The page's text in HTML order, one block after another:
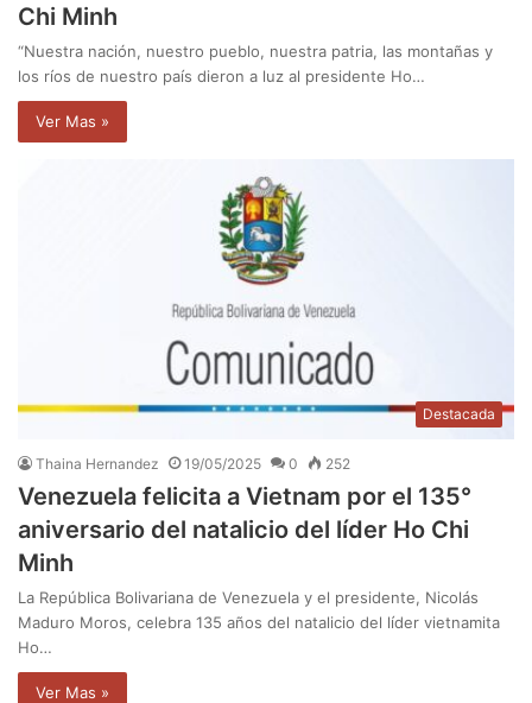
Chi Minh
“Nuestra nación, nuestro pueblo, nuestra patria, las montañas y
los ríos de nuestro país dieron a luz al presidente Ho…
Ver Mas »
Destacada
Thaina Hernandez 19/05/2025 0 252
Venezuela felicita a Vietnam por el 135°
aniversario del natalicio del líder Ho Chi
Minh
La República Bolivariana de Venezuela y el presidente, Nicolás
Maduro Moros, celebra 135 años del natalicio del líder vietnamita
Ho…
Ver Mas »